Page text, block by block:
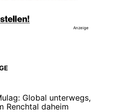
Anzeige
Global unterwegs,
Renchtal daheim